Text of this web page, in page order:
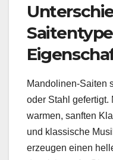
Mandolinen-Saiten
oder Stahl gefertigt.
warmen, sanften
und klassische
erzeugen einen